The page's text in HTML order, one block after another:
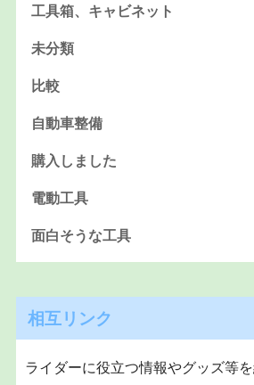
工具箱、キャビネット
未分類
比較
自動車整備
購入しました
電動工具
面白そうな工具
相互リンク
ライダーに役立つ情報やグッズ等